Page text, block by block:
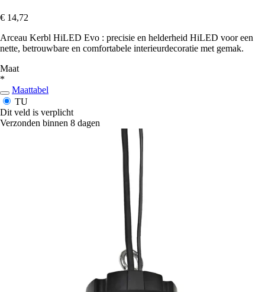
€ 14,72
Arceau Kerbl HiLED Evo : precisie en helderheid HiLED voor een
nette, betrouwbare en comfortabele interieurdecoratie met gemak.
Maat
*
Maattabel
TU
Dit veld is verplicht
Verzonden binnen 8 dagen